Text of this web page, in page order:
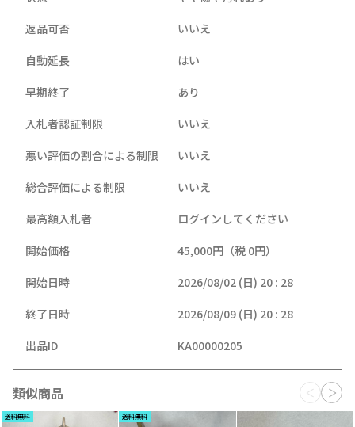
返品可否
いいえ
自動延長
はい
早期終了
あり
入札者認証制限
いいえ
悪い評価の割合による制限
いいえ
総合評価による制限
いいえ
最高額入札者
ログインしてください
開始価格
45,000円（税 0円）
開始日時
2026/08/02 (日) 20 : 28
終了日時
2026/08/09 (日) 20 : 28
出品ID
KA00000205
類似商品
送料無料 送料無料